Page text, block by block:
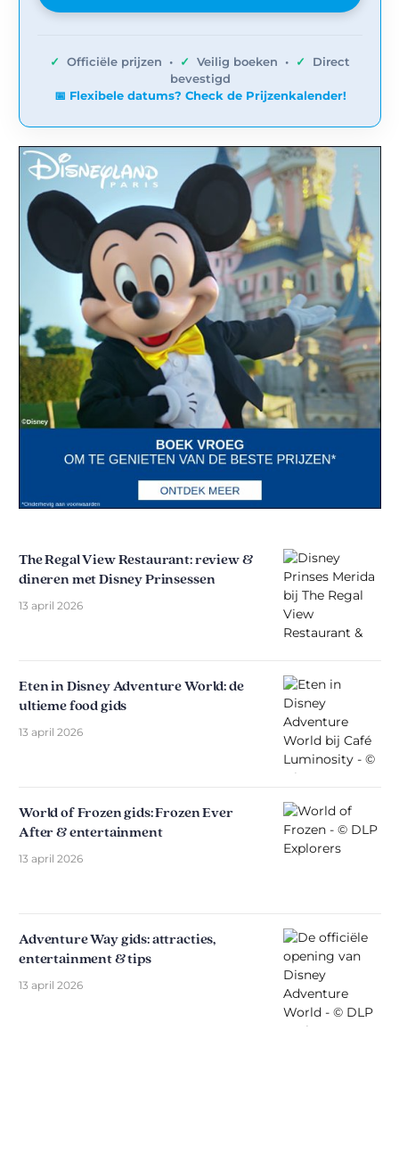
✓ Officiële prijzen • ✓ Veilig boeken • ✓
Direct
bevestigd
📅 Flexibele datums? Check de Prijzenkalender!
The Regal View Restaurant: review &
dineren met Disney Prinsessen
13 april 2026
Eten in Disney Adventure World: de
ultieme food gids
13 april 2026
World of Frozen gids: Frozen Ever
After & entertainment
13 april 2026
Adventure Way gids: attracties,
entertainment & tips
13 april 2026